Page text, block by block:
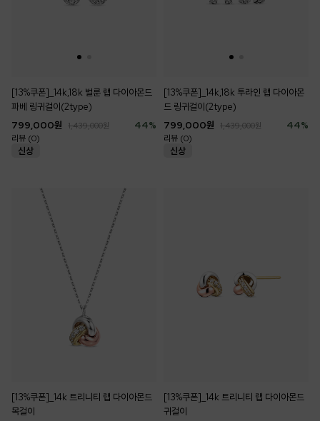
[13%쿠폰]_14k,18k 벌룬 랩 다이아몬드
파베 링귀걸이(2type)
44%
799,000원 1,439,000원
리뷰 (0)
[13%쿠폰]_14k,18k 투라인 랩 다이아몬
드 링귀걸이(2type)
44%
799,000원 1,439,000원
리뷰 (0)
[13%쿠폰]_14k 트리니티 랩 다이아몬드
목걸이
[13%쿠폰]_14k 트리니티 랩 다이아몬드
귀걸이